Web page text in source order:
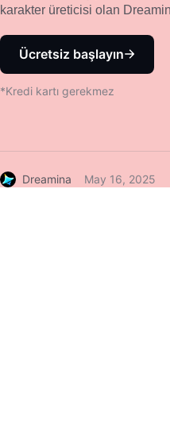
karakter üreticisi olan
Ücretsiz başlayın
*Kredi kartı gerekmez
Dreamina May 16, 2025